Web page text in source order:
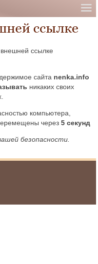
ссылке
ссылке
сайта nenka.info
никаких своих
компьютера,
через5 секунд
безопасности.